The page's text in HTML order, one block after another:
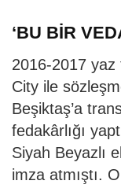
‘BU BİR
2016-2017
City ile
Beşiktaş’a
fedakârlığı
Siyah Beyazlı
imza atmıştı.